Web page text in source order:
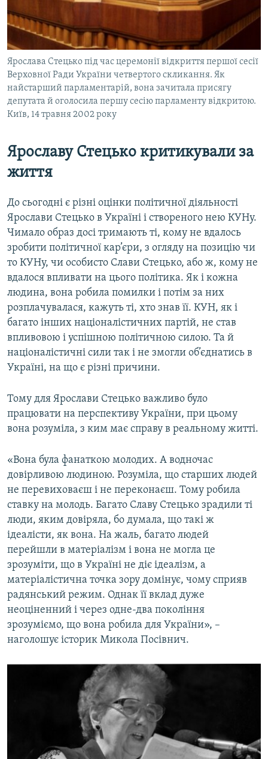
Ярослава Стецько під час церемонії відкриття першої сесії
Верховної Ради України четвертого скликання. Як
найстарший парламентарій, вона зачитала присягу
депутата й оголосила першу сесію парламенту відкритою.
Київ, 14 травня 2002 року
Ярославу Стецько критикували за
життя
До сьогодні є різні оцінки політичної діяльності
Ярослави Стецько в Україні і створеного нею КУНу.
Чимало образ досі тримають ті, кому не вдалось
зробити політичної кар’єри, з огляду на позицію чи
то КУНу, чи особисто Слави Стецько, або ж, кому не
вдалося впливати на цього політика. Як і кожна
людина, вона робила помилки і потім за них
розплачувалася, кажуть ті, хто знав її. КУН, як і
багато інших націоналістичних партій, не став
впливовою і успішною політичною силою. Та й
націоналістичні сили так і не змогли об’єднатись в
Україні, на що є різні причини.
Тому для Ярослави Стецько важливо було
працювати на перспективу України, при цьому
вона розуміла, з ким має справу в реальному житті.
«Вона була фанаткою молодих. А водночас
довірливою людиною. Розуміла, що старших людей
не перевиховаєш і не переконаєш. Тому робила
ставку на молодь. Багато Славу Стецько зрадили ті
люди, яким довіряла, бо думала, що такі ж
ідеалісти, як вона. На жаль, багато людей
перейшли в матеріалізм і вона не могла це
зрозуміти, що в Україні не діє ідеалізм, а
матеріалістична точка зору домінує, чому сприяв
радянський режим. Однак її вклад дуже
неоціненний і через одне-два покоління
зрозуміємо, що вона робила для України», –
наголошує історик Микола Посівнич.